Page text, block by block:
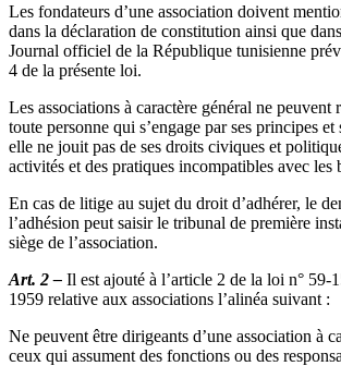
Les fondateurs d’une association doivent
dans la déclaration de constitution ainsi que
Journal officiel de la République tunisienne
4 de la présente loi.
Les associations à caractère général ne peuvent
toute personne qui s’engage par ses principes et
elle ne jouit pas de ses droits civiques et
activités et des pratiques incompatibles avec les
En cas de litige au sujet du droit d’adhérer, le
l’adhésion peut saisir le tribunal de première
siège de l’association.
Art. 2 – Il est ajouté à l’article 2 de la loi n° 59-
1959 relative aux associations l’alinéa suivant :
Ne peuvent être dirigeants d’une association à
ceux qui assument des fonctions ou des